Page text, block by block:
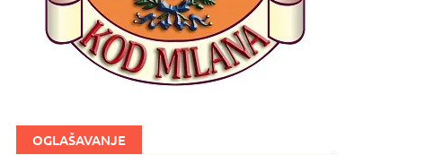
OGLAŠAVANJE